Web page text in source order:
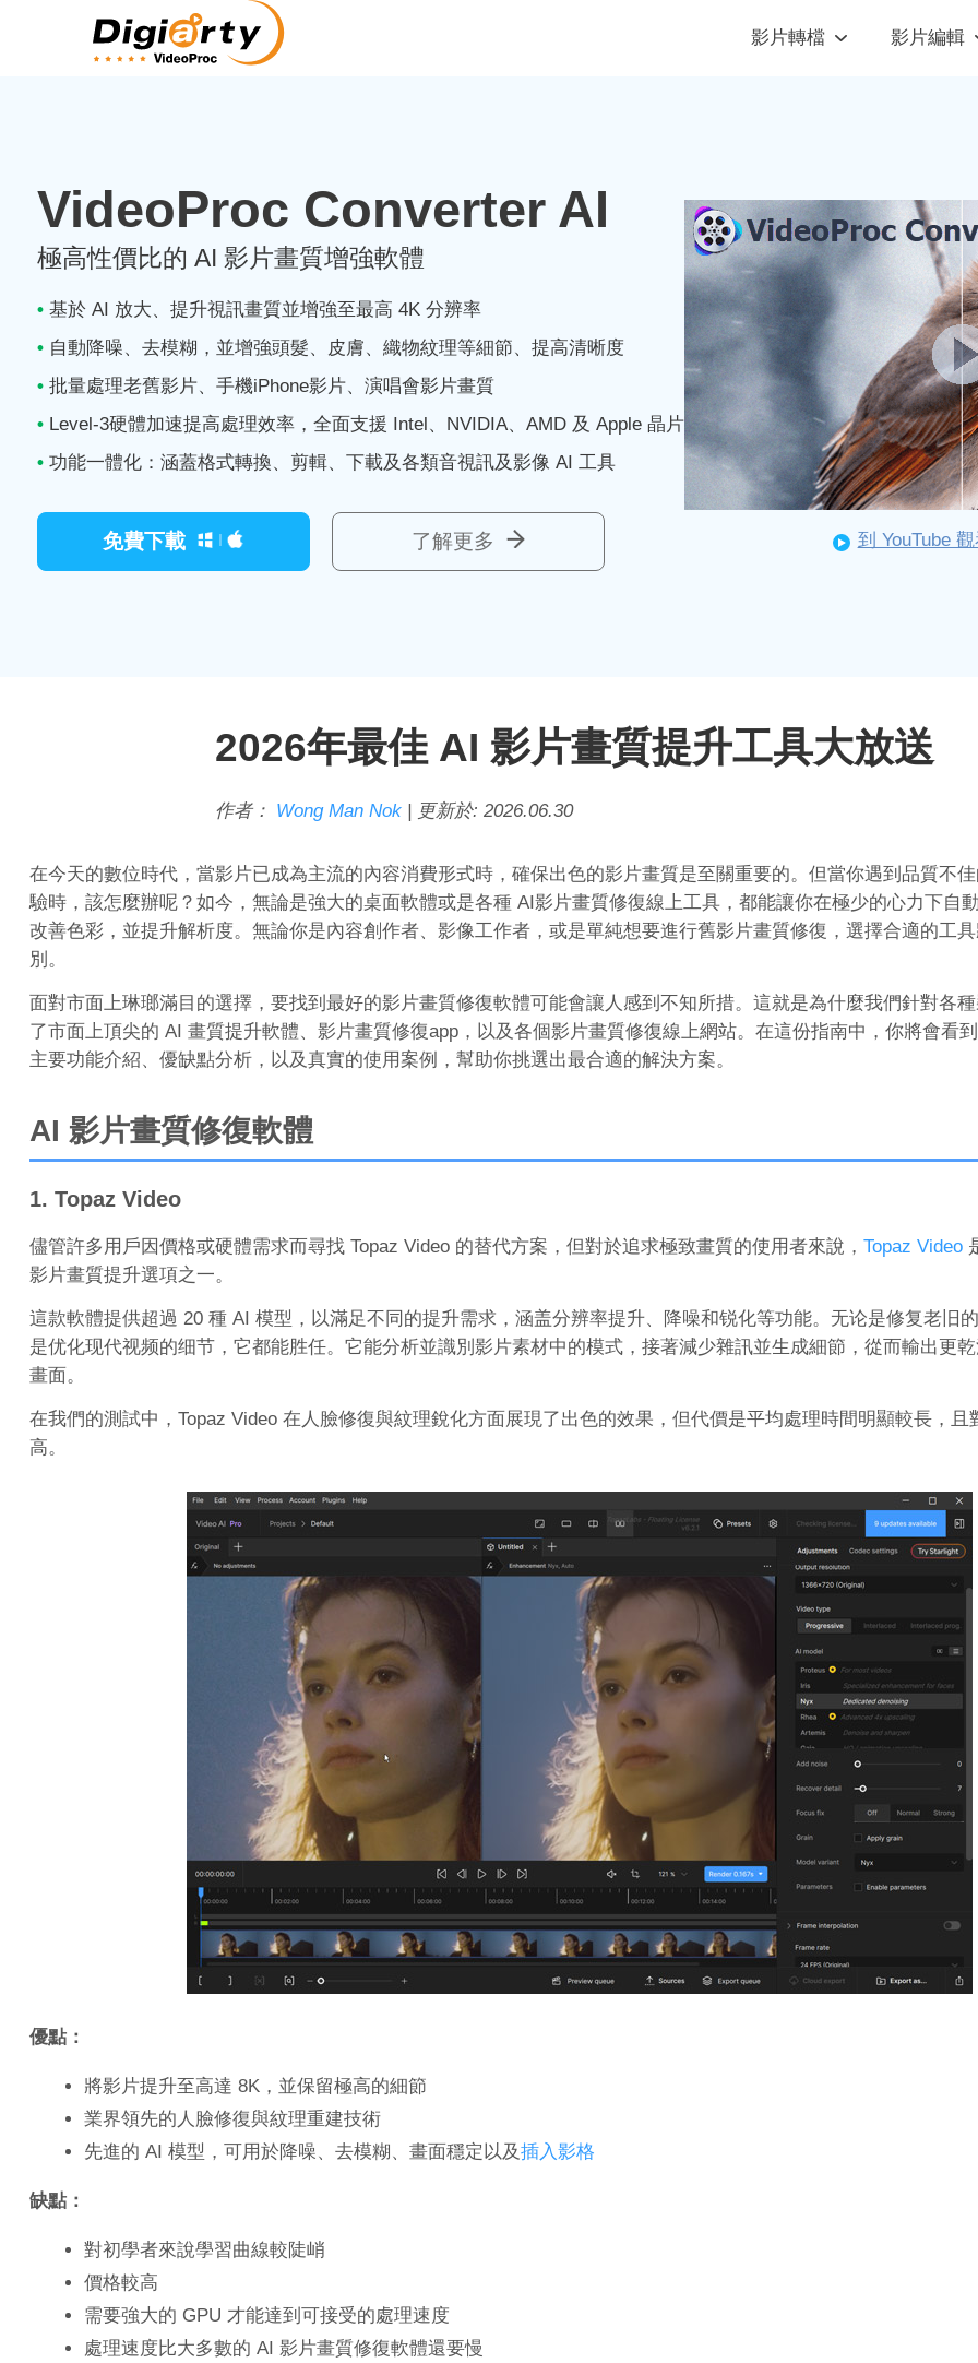
影片轉檔 影片編輯
VideoProc Converter AI
極高性價比的 AI 影片畫質增強軟體
•基於 AI 放大、提升視訊畫質並增強至最高 4K 分辨率
•自動降噪、去模糊，並增強頭髮、皮膚、織物紋理等細節、提高清晰度
•批量處理老舊影片、手機iPhone影片、演唱會影片畫質
•Level-3硬體加速提高處理效率，全面支援 Intel、NVIDIA、AMD 及 Apple 晶片
•功能一體化：涵蓋格式轉換、剪輯、下載及各類音視訊及影像 AI 工具
免費下載 了解更多 到 YouTube
2026年最佳 AI 影片畫質提升工具大放送
作者： Wong Man Nok | 更新於: 2026.06.30
在今天的數位時代，當影片已成為主流的內容消費形式時，確保出色的影片畫質是至關重要的。但當你遇到品質不
驗時，該怎麼辦呢？如今，無論是強大的桌面軟體或是各種 AI影片畫質修復線上工具，都能讓你在極少的心力下自
改善色彩，並提升解析度。無論你是內容創作者、影像工作者，或是單純想要進行舊影片畫質修復，選擇合適的工
別。
面對市面上琳瑯滿目的選擇，要找到最好的影片畫質修復軟體可能會讓人感到不知所措。這就是為什麼我們針對各
了市面上頂尖的 AI 畫質提升軟體、影片畫質修復app，以及各個影片畫質修復線上網站。在這份指南中，你將會看
主要功能介紹、優缺點分析，以及真實的使用案例，幫助你挑選出最合適的解決方案。
AI 影片畫質修復軟體
1. Topaz Video
儘管許多用戶因價格或硬體需求而尋找 Topaz Video 的替代方案，但對於追求極致畫質的使用者來說， Topaz Video
影片畫質提升選項之一。
這款軟體提供超過 20 種 AI 模型，以滿足不同的提升需求，涵盖分辨率提升、降噪和锐化等功能。无论是修复老旧
是优化现代视频的细节，它都能胜任。它能分析並識別影片素材中的模式，接著減少雜訊並生成細節，從而輸出更
畫面。
在我們的測試中，Topaz Video 在人臉修復與紋理銳化方面展現了出色的效果，但代價是平均處理時間明顯較長，且
高。
優點：
將影片提升至高達 8K，並保留極高的細節
業界領先的人臉修復與紋理重建技術
先進的 AI 模型，可用於降噪、去模糊、畫面穩定以及插入影格
缺點：
對初學者來說學習曲線較陡峭
價格較高
需要強大的 GPU 才能達到可接受的處理速度
處理速度比大多數的 AI 影片畫質修復軟體還要慢